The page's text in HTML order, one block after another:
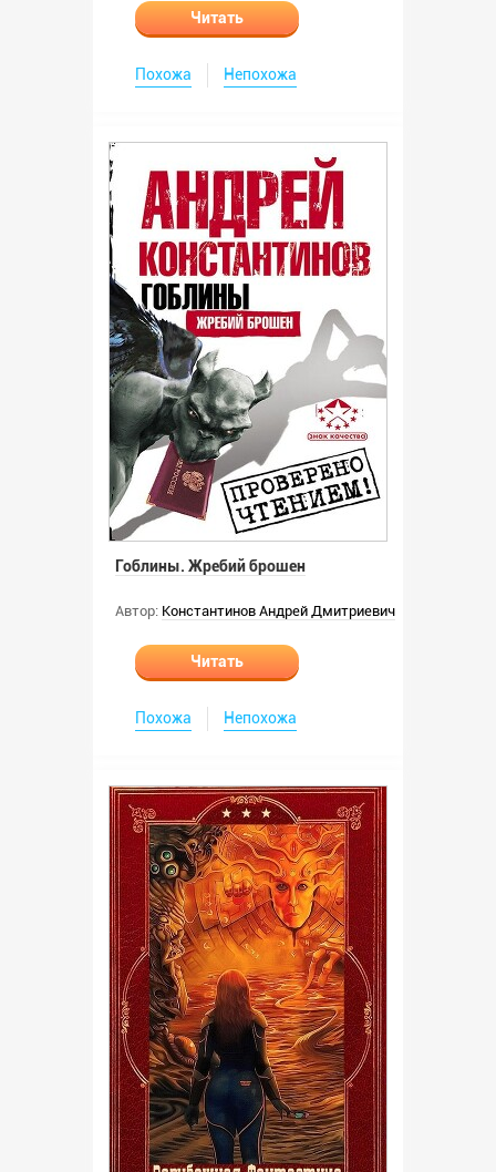
Читать
Похожа Непохожа
Гоблины. Жребий брошен
Автор: Константинов Андрей Дмитриевич
Читать
Похожа Непохожа